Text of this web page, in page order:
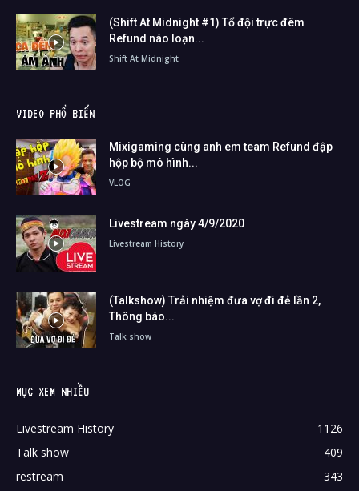
(Shift At Midnight #1) Tổ đội trực đêm
Refund náo loạn...
Shift At Midnight
VIDEO PHỔ BIẾN
Mixigaming cùng anh em team Refund đập
hộp bộ mô hình...
VLOG
Livestream ngày 4/9/2020
Livestream History
(Talkshow) Trải nhiệm đưa vợ đi đẻ lần 2,
Thông báo...
Talk show
MỤC XEM NHIỀU
Livestream History
1126
Talk show
409
restream
343